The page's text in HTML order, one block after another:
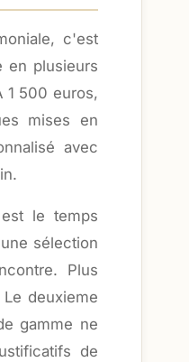
c'est
en plusieurs
1 500 euros,
mises en
avec
le temps
sélection
Plus
deuxieme
gamme ne
de